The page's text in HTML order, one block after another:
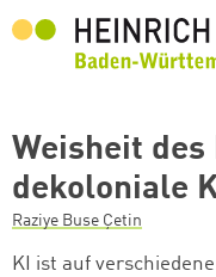
Weisheit
dekoloniale
Raziye Buse Çetin
KI ist auf